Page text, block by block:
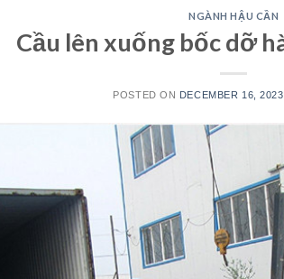
NGÀNH HẬU CẦN
Cầu lên xuống bốc dỡ
POSTED ON DECEMBER 16, 2023